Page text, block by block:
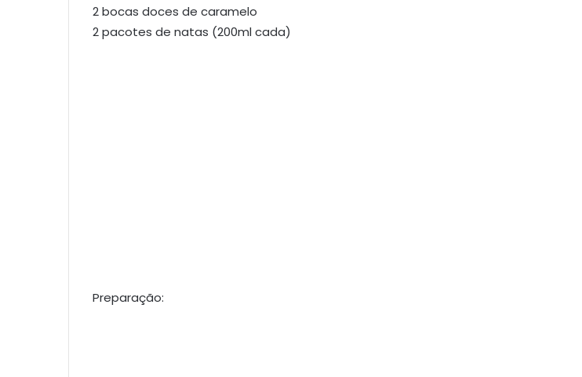
2 bocas doces de caramelo
2 pacotes de natas (200ml cada)
Preparação: